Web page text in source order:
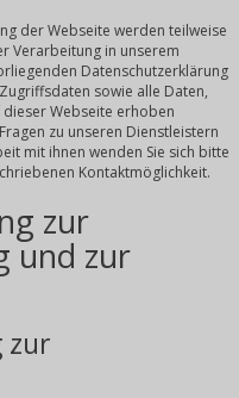
der Webseite werden teilweise
Verarbeitung in unserem
Datenschutzerklärung
sowie alle Daten,
Webseite erhoben
zu unseren Dienstleistern
mit ihnen wenden Sie sich bitte
Kontaktmöglichkeit.
zur
und zur
zur